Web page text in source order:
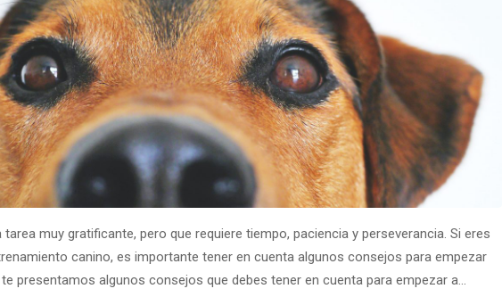
muy gratificante, pero que requiere tiempo, paciencia y perseverancia. Si eres
canino, es importante tener en cuenta algunos consejos para empezar
presentamos algunos consejos que debes tener en cuenta para empezar a…